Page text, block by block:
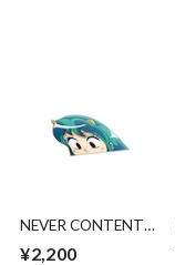
NEVER CONTENT
¥2,200